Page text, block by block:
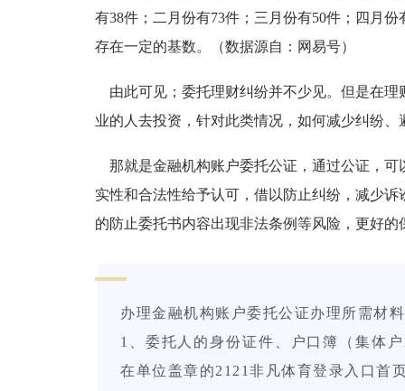
有38件；二月份有73件；三月份有50件；四月
存在一定的基数。（数据源自：网易号）
由此可见；委托理财纠纷并不少见。但是在理
业的人去投资，针对此类情况，如何减少纠纷
那就是金融机构账户委托公证，通过公证，可
实性和合法性给予认可，借以防止纠纷，减少
的防止委托书内容出现非法条例等风险，更好的
办理金融机构账户委托公证办理所需材
1、委托人的身份证件、户口簿（集体
在单位盖章的2121非凡体育登录入口首